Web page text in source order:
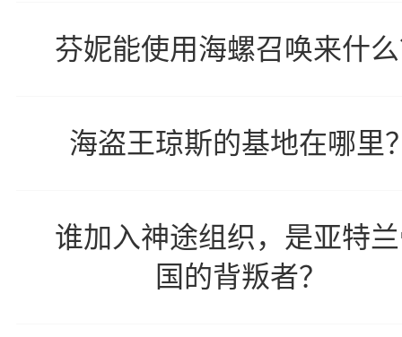
芬妮能使用海螺召唤来什
海盗王琼斯的基地在哪里
谁加入神途组织，是亚特
国的背叛者？